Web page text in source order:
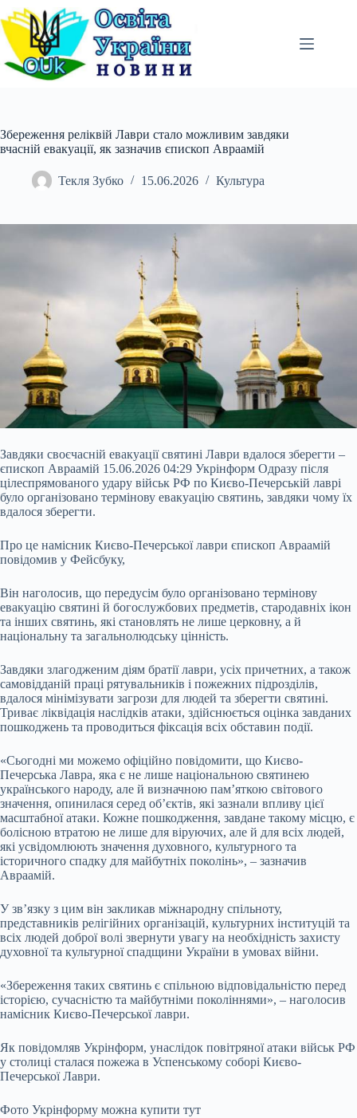
Перейти
до
вмісту
Збереження реліквій Лаври стало можливим завдяки
вчасній евакуації, як зазначив єпископ Авраамій
Текля Зубко 15.06.2026 Культура
Завдяки своєчасній евакуації святині Лаври вдалося зберегти –
єпископ Авраамій 15.06.2026 04:29 Укрінформ Одразу після
цілеспрямованого удару військ РФ по Києво-Печерській лаврі
було організовано термінову евакуацію святинь, завдяки чому їх
вдалося зберегти.
Про це намісник Києво-Печерської лаври єпископ Авраамій
повідомив у Фейсбуку,
Він наголосив, що передусім було організовано термінову
евакуацію святині й богослужбових предметів, стародавніх ікон
та інших святинь, які становлять не лише церковну, а й
національну та загальнолюдську цінність.
Завдяки злагодженим діям братії лаври, усіх причетних, а також
самовідданій праці рятувальників і пожежних підрозділів,
вдалося мінімізувати загрози для людей та зберегти святині.
Триває ліквідація наслідків атаки, здійснюється оцінка завданих
пошкоджень та проводиться фіксація всіх обставин події.
«Сьогодні ми можемо офіційно повідомити, що Києво-
Печерська Лавра, яка є не лише національною святинею
українського народу, але й визначною пам’яткою світового
значення, опинилася серед об’єктів, які зазнали впливу цієї
масштабної атаки. Кожне пошкодження, завдане такому місцю, є
болісною втратою не лише для віруючих, але й для всіх людей,
які усвідомлюють значення духовного, культурного та
історичного спадку для майбутніх поколінь», – зазначив
Авраамій.
У зв’язку з цим він закликав міжнародну спільноту,
представників релігійних організацій, культурних інституцій та
всіх людей доброї волі звернути увагу на необхідність захисту
духовної та культурної спадщини України в умовах війни.
«Збереження таких святинь є спільною відповідальністю перед
історією, сучасністю та майбутніми поколіннями», – наголосив
намісник Києво-Печерської лаври.
Як повідомляв Укрінформ, унаслідок повітряної атаки військ РФ
у столиці сталася пожежа в Успенському соборі Києво-
Печерської Лаври.
Фото Укрінформу можна купити тут